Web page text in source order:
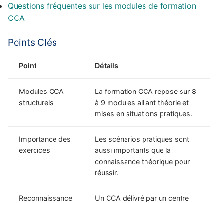
Questions fréquentes sur les modules de formation
CCA
Points Clés
Point Détails
Modules CCA
structurels
La formation CCA repose sur 8
à 9 modules alliant théorie et
mises en situations pratiques.
Importance des
exercices
Les scénarios pratiques sont
aussi importants que la
connaissance théorique pour
réussir.
Reconnaissance
Un CCA délivré par un centre